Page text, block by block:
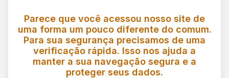
Parece que você acessou nosso site de
uma forma um pouco diferente do comum.
Para sua segurança precisamos de uma
verificação rápida. Isso nos ajuda a
manter a sua navegação segura e a
proteger seus dados.